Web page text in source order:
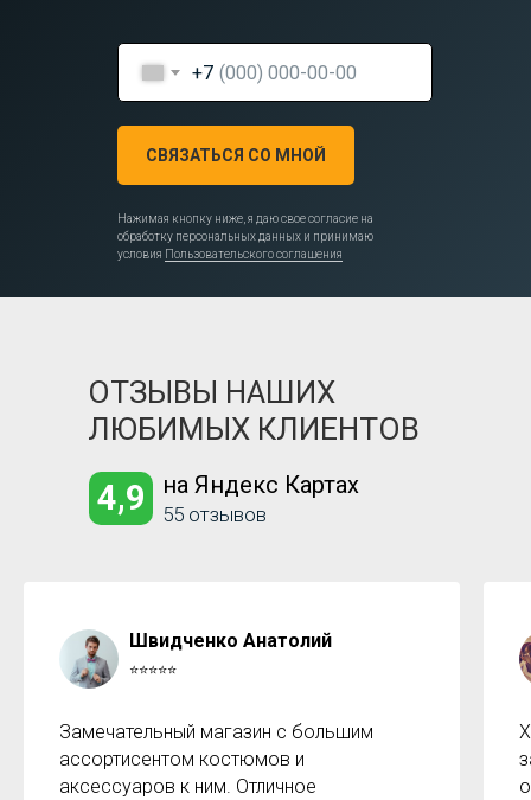
+7
СВЯЗАТЬСЯ СО МНОЙ
Нажимая кнопку ниже, я даю свое согласие на
обработку персональных данных и принимаю
условия Пользовательского соглашения
55 отзывов
на Яндекс Картах
4,9
ОТЗЫВЫ НАШИХ
ЛЮБИМЫХ КЛИЕНТОВ
Швидченко Анатолий
⭐⭐⭐⭐⭐
Замечательный магазин с большим
ассортисентом костюмов и
аксессуаров к ним. Отличное